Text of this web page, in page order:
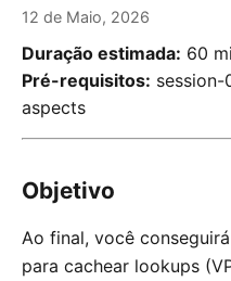
12 de Maio, 2026
Duração estimada: 60
Pré-requisitos:
aspects
Objetivo
Ao final, você
para cachear lookups